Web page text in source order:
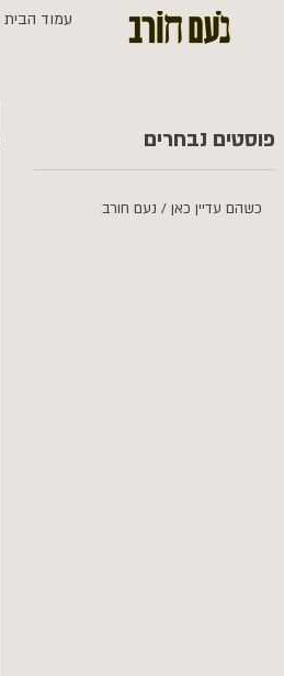
עמוד הבית
פוסטים נבחרים
כשהם עדיין כאן / נעם חורב